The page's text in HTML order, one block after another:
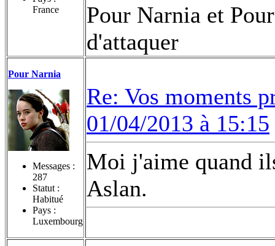
France
Pour Narnia et
d'attaquer
Pour Narnia
Messages :
287
Statut :
Habitué
Pays :
Luxembourg
Re: Vos moments
01/04/2013 à 15:15
Moi j'aime quand
Aslan.